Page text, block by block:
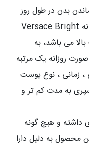
بدن در طول روز
Versace Bright
می باشد، به
روزانه یک مرتبه
، زمانی ، نوع پوست
به مدت کم تر و
داشته و هیچ گونه
محصول به دلیل دارا